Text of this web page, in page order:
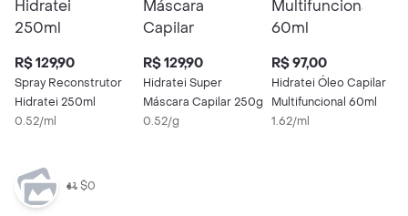
R$ 129,90
Spray Reconstrutor
Hidratei 250ml
0.52/ml
R$ 129,90
Hidratei Super
Máscara Capilar 250g
0.52/g
R$ 97,00
Hidratei Óleo Capilar
Multifuncional 60ml
1.62/ml
$0